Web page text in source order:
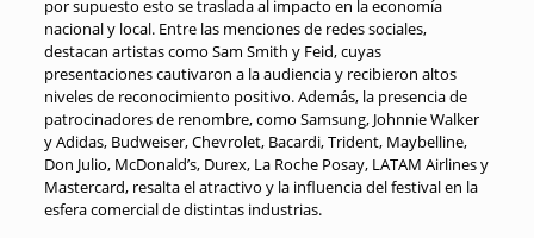
por supuesto esto se traslada al impacto en la economía
nacional y local. Entre las menciones de redes sociales,
destacan artistas como Sam Smith y Feid, cuyas
presentaciones cautivaron a la audiencia y recibieron altos
niveles de reconocimiento positivo. Además, la presencia de
patrocinadores de renombre, como Samsung, Johnnie Walker
y Adidas, Budweiser, Chevrolet, Bacardi, Trident, Maybelline,
Don Julio, McDonald’s, Durex, La Roche Posay, LATAM Airlines y
Mastercard, resalta el atractivo y la influencia del festival en la
esfera comercial de distintas industrias.